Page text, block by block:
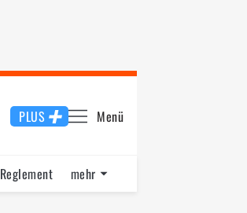
PLUS Menü
Reglement
mehr